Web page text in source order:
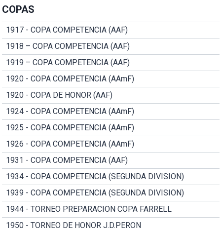
COPAS
1917 - COPA COMPETENCIA (AAF)
1918 – COPA COMPETENCIA (AAF)
1919 – COPA COMPETENCIA (AAF)
1920 - COPA COMPETENCIA (AAmF)
1920 - COPA DE HONOR (AAF)
1924 - COPA COMPETENCIA (AAmF)
1925 - COPA COMPETENCIA (AAmF)
1926 - COPA COMPETENCIA (AAmF)
1931 - COPA COMPETENCIA (AAF)
1934 - COPA COMPETENCIA (SEGUNDA DIVISION)
1939 - COPA COMPETENCIA (SEGUNDA DIVISION)
1944 - TORNEO PREPARACION COPA FARRELL
1950 - TORNEO DE HONOR J.D.PERON